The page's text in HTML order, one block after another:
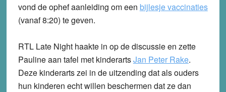
vond de ophef aanleiding om een bijlesje vaccinaties
(vanaf 8:20) te geven.
RTL Late Night haakte in op de discussie en zette
Pauline aan tafel met kinderartsJan Peter Rake.
Deze kinderarts zei in de uitzending dat als ouders
hun kinderen echt willen beschermen dat ze dan